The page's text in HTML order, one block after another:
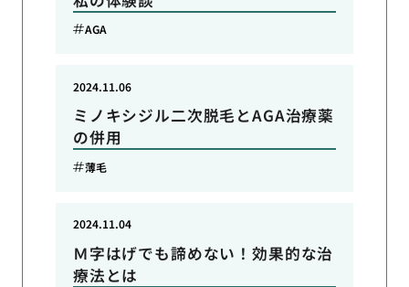
AGA
ミノキシジル二次脱毛とAGA治療薬
の併用
2024.11.06
薄毛
Ｍ字はげでも諦めない！効果的な治
療法とは
2024.11.04